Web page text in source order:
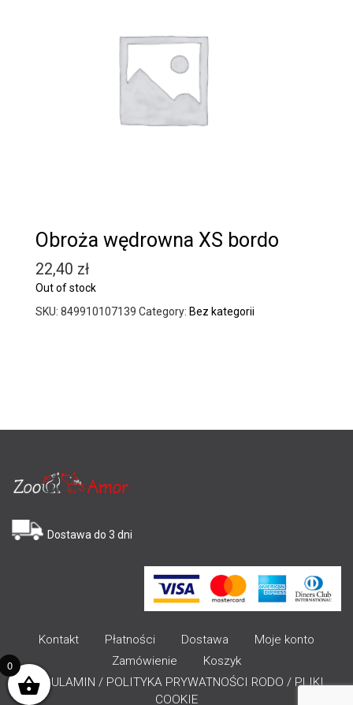
Obroża wędrowna XS bordo
22,40 zł
Out of stock
SKU: 849910107139 Category: Bez kategorii
Dostawa do 3 dni
Kontakt Płatności Dostawa
Moje konto
Zamówienie
Koszyk
REGULAMIN / POLITYKA PRYWATNOŚCI RODO / PLIKI
COOKIE
0